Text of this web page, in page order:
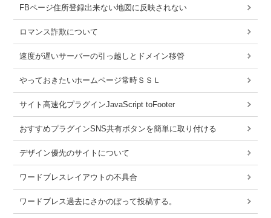
FBページ住所登録出来ない地図に反映されない
ロマンス詐欺について
速度が遅いサーバーの引っ越しとドメイン移管
やっておきたいホームページ常時ＳＳＬ
サイト高速化プラグインJavaScript toFooter
おすすめプラグインSNS共有ボタンを簡単に取り付ける
デザイン優先のサイトについて
ワードブレスレイアウトの不具合
ワードブレス過去にさかのぼって投稿する。